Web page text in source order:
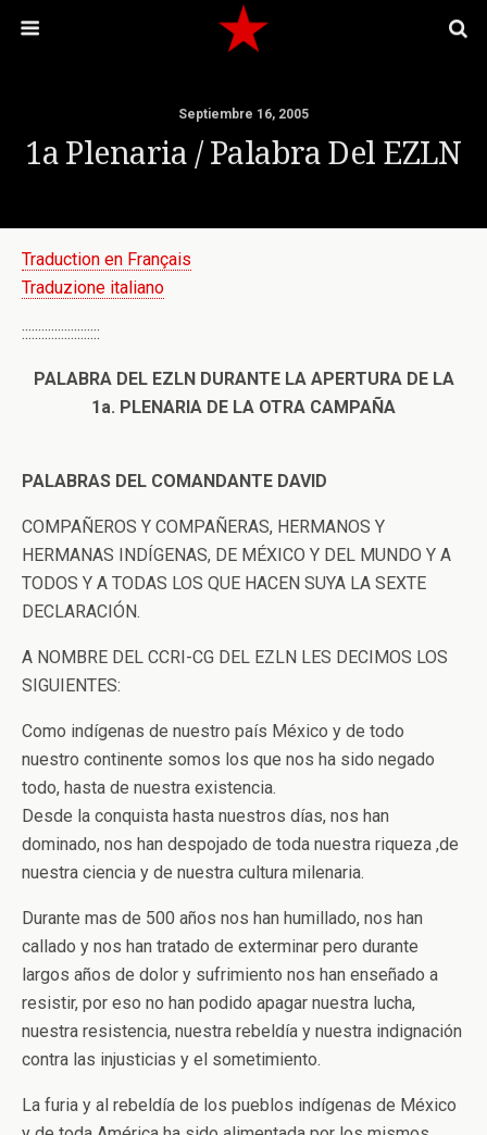
Septiembre 16, 2005
1a Plenaria / Palabra Del EZLN
Traduction en Français
Traduzione italiano
::::::::::::::::::::::::
PALABRA DEL EZLN DURANTE LA APERTURA DE LA
1a. PLENARIA DE LA OTRA CAMPAÑA
PALABRAS DEL COMANDANTE DAVID
COMPAÑEROS Y COMPAÑERAS, HERMANOS Y
HERMANAS INDÍGENAS, DE MÉXICO Y DEL MUNDO Y A
TODOS Y A TODAS LOS QUE HACEN SUYA LA SEXTE
DECLARACIÓN.
A NOMBRE DEL CCRI-CG DEL EZLN LES DECIMOS LOS
SIGUIENTES:
Como indígenas de nuestro país México y de todo
nuestro continente somos los que nos ha sido negado
todo, hasta de nuestra existencia.
Desde la conquista hasta nuestros días, nos han
dominado, nos han despojado de toda nuestra riqueza ,de
nuestra ciencia y de nuestra cultura milenaria.
Durante mas de 500 años nos han humillado, nos han
callado y nos han tratado de exterminar pero durante
largos años de dolor y sufrimiento nos han enseñado a
resistir, por eso no han podido apagar nuestra lucha,
nuestra resistencia, nuestra rebeldía y nuestra indignación
contra las injusticias y el sometimiento.
La furia y al rebeldía de los pueblos indígenas de México